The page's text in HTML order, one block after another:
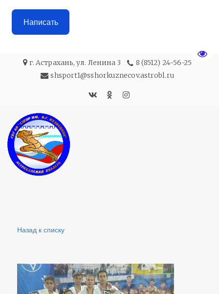
Написать
г. Астрахань,ул. Ленина 3
8 (8512) 24-56-25
shsport1@sshorkuznecov.astrobl.ru
Назад к списку